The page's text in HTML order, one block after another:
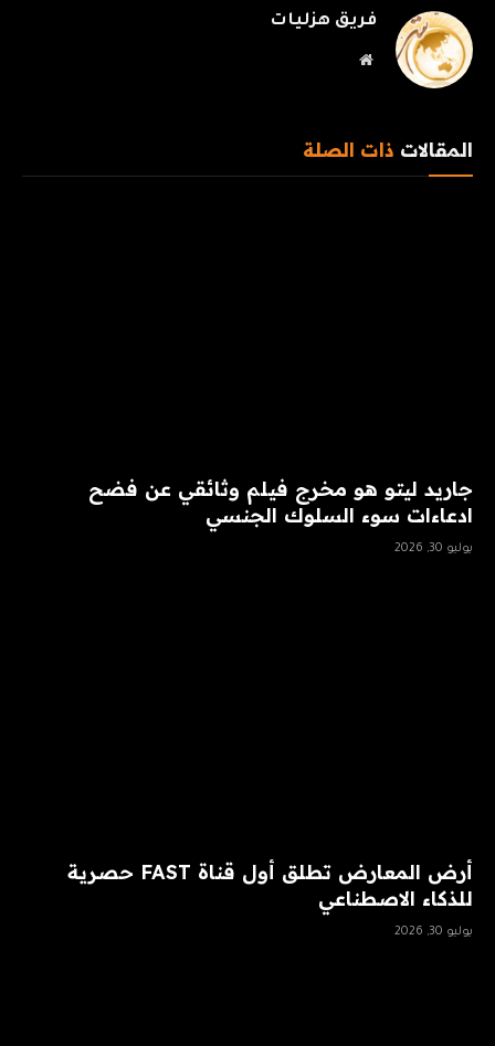
فريق هزليات
موقع
المقالات ذات الصلة
جاريد ليتو هو مخرج فيلم وثائقي عن فضح
ادعاءات سوء السلوك الجنسي
يوليو 30, 2026
أرض المعارض تطلق أول قناة FAST حصرية
للذكاء الاصطناعي
يوليو 30, 2026